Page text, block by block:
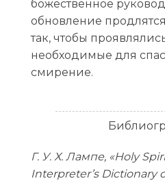
божественное
обновление
так, чтобы
необходимые для
смирение.
Г. У. Х. Лампе, «Holy
Interpreter’s Dictionary